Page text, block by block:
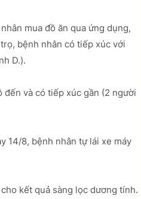
mua đồ ăn qua ứng dụng,
bệnh nhân có tiếp xúc với
D.).
và có tiếp xúc gần (2 người
14/8, bệnh nhân tự lái xe máy
kết quả sàng lọc dương tính.